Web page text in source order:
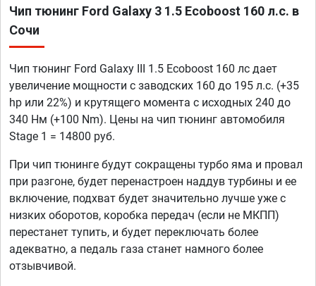
Чип тюнинг Ford Galaxy 3 1.5 Ecoboost 160 л.с. в
Сочи
Чип тюнинг Ford Galaxy III 1.5 Ecoboost 160 лс дает
увеличение мощности с заводских 160 до 195 л.с. (+35
hp или 22%) и крутящего момента с исходных 240 до
340 Нм (+100 Nm). Цены на чип тюнинг автомобиля
Stage 1 = 14800 руб.
При чип тюнинге будут сокращены турбо яма и провал
при разгоне, будет перенастроен наддув турбины и ее
включение, подхват будет значительно лучше уже с
низких оборотов, коробка передач (если не МКПП)
перестанет тупить, и будет переключать более
адекватно, а педаль газа станет намного более
отзывчивой.